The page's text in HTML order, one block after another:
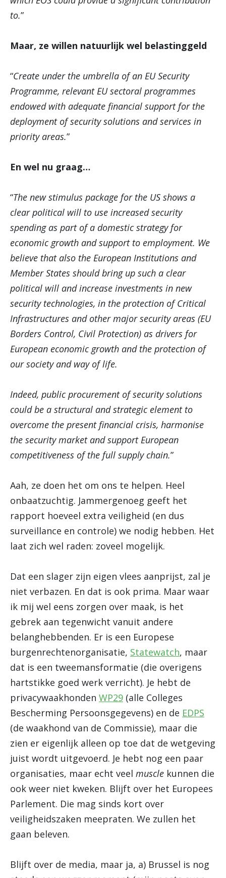
to.”
Maar, ze willen natuurlijk wel belastinggeld
“Create under the umbrella of an EU Security
Programme, relevant EU sectoral programmes
endowed with adequate financial support for the
deployment of security solutions and services in
priority areas.”
En wel nu graag…
“The new stimulus package for the US shows a
clear political will to use increased security
spending as part of a domestic strategy for
economic growth and support to employment. We
believe that also the European Institutions and
Member States should bring up such a clear
political will and increase investments in new
security technologies, in the protection of Critical
Infrastructures and other major security areas (EU
Borders Control, Civil Protection) as drivers for
European economic growth and the protection of
our society and way of life.
Indeed, public procurement of security solutions
could be a structural and strategic element to
overcome the present financial crisis, harmonise
the security market and support European
competitiveness of the full supply chain.”
Aah, ze doen het om ons te helpen. Heel
onbaatzuchtig. Jammergenoeg geeft het
rapport hoeveel extra veiligheid (en dus
surveillance en controle) we nodig hebben. Het
laat zich wel raden: zoveel mogelijk.
Dat een slager zijn eigen vlees aanprijst, zal je
niet verbazen. En dat is ook prima. Maar waar
ik mij wel eens zorgen over maak, is het
gebrek aan tegenwicht vanuit andere
belanghebbenden. Er is een Europese
burgenrechtenorganisatie, Statewatch, maar
dat is een tweemansformatie (die overigens
hartstikke goed werk verricht). Je hebt de
privacywaakhonden WP29 (alle Colleges
Bescherming Persoonsgegevens) en de EDPS
(de waakhond van de Commissie), maar die
zien er eigenlijk alleen op toe dat de wetgeving
juist wordt uitgevoerd. Je hebt nog een paar
organisaties, maar echt veel muscle kunnen die
ook weer niet kweken. Blijft over het Europees
Parlement. Die mag sinds kort over
veiligheidszaken meepraten. We zullen het
gaan beleven.
Blijft over de media, maar ja, a) Brussel is nog